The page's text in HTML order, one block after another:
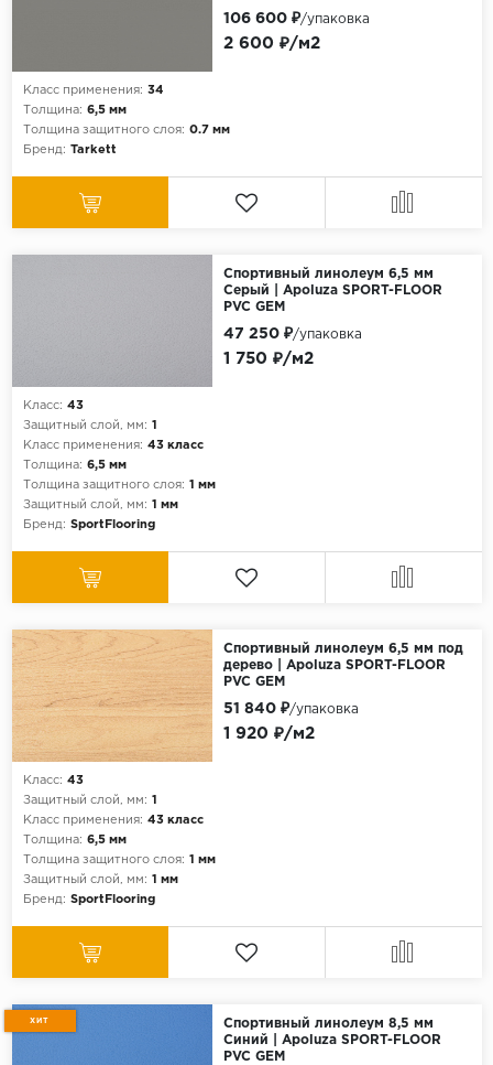
Класс применения: 34
Толщина: 6,5 мм
Толщина защитного слоя: 0.7 мм
Бренд: Tarkett
2 600 ₽/м2
106 600 ₽/упаковка
Спортивный линолеум 6,5 мм
Серый | Apoluza SPORT-FLOOR
PVC GEM
Класс: 43
Защитный слой, мм: 1
Класс применения: 43 класс
Толщина: 6,5 мм
Толщина защитного слоя: 1 мм
Защитный слой, мм: 1 мм
Бренд: SportFlooring
1 750 ₽/м2
47 250 ₽/упаковка
Спортивный линолеум 6,5 мм под
дерево | Apoluza SPORT-FLOOR
PVC GEM
Класс: 43
Защитный слой, мм: 1
Класс применения: 43 класс
Толщина: 6,5 мм
Толщина защитного слоя: 1 мм
Защитный слой, мм: 1 мм
Бренд: SportFlooring
1 920 ₽/м2
51 840 ₽/упаковка
ХИТ
Спортивный линолеум 8,5 мм
Синий | Apoluza SPORT-FLOOR
PVC GEM